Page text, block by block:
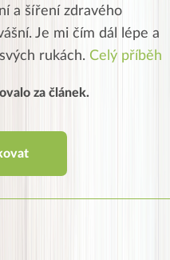
a šíření zdravého
Je mi čím dál lépe a
rukách. Celý příběh
za článek.